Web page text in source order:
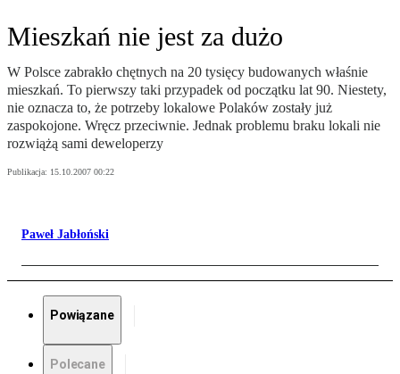
Mieszkań nie jest za dużo
W Polsce zabrakło chętnych na 20 tysięcy budowanych właśnie
mieszkań. To pierwszy taki przypadek od początku lat 90. Niestety,
nie oznacza to, że potrzeby lokalowe Polaków zostały już
zaspokojone. Wręcz przeciwnie. Jednak problemu braku lokali nie
rozwiążą sami deweloperzy
Publikacja: 15.10.2007 00:22
Paweł Jabłoński
Powiązane
Polecane